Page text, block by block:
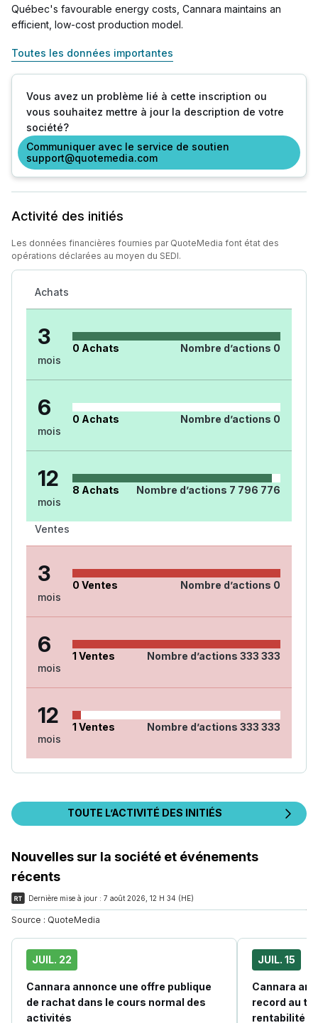
Québec's favourable energy costs, Cannara maintains an
efficient, low-cost production model.
Toutes les données importantes
Vous avez un problème lié à cette inscription ou
vous souhaitez mettre à jour la description de votre
société?
Communiquer avec le service de soutien
support@quotemedia.com
Activité des initiés
Les données financières fournies par QuoteMedia font état des
opérations déclarées au moyen du SEDI.
Achats
3
mois
0 Achats Nombre d’actions 0
6
mois
0 Achats Nombre d’actions 0
12
mois
8 Achats Nombre d’actions 7 796 776
Ventes
3
mois
0 Ventes Nombre d’actions 0
6
mois
1 Ventes Nombre d’actions 333 333
12
mois
1 Ventes Nombre d’actions 333 333
TOUTE L’ACTIVITÉ DES INITIÉS
Nouvelles sur la société et événements
récents
Dernière mise à jour : 7 août 2026, 12 H 34 (HE)
Source : QuoteMedia
JUIL. 22
Cannara annonce une offre publique
de rachat dans le cours normal des
activités
JUIL. 15
Cannara
record au
rentabilité